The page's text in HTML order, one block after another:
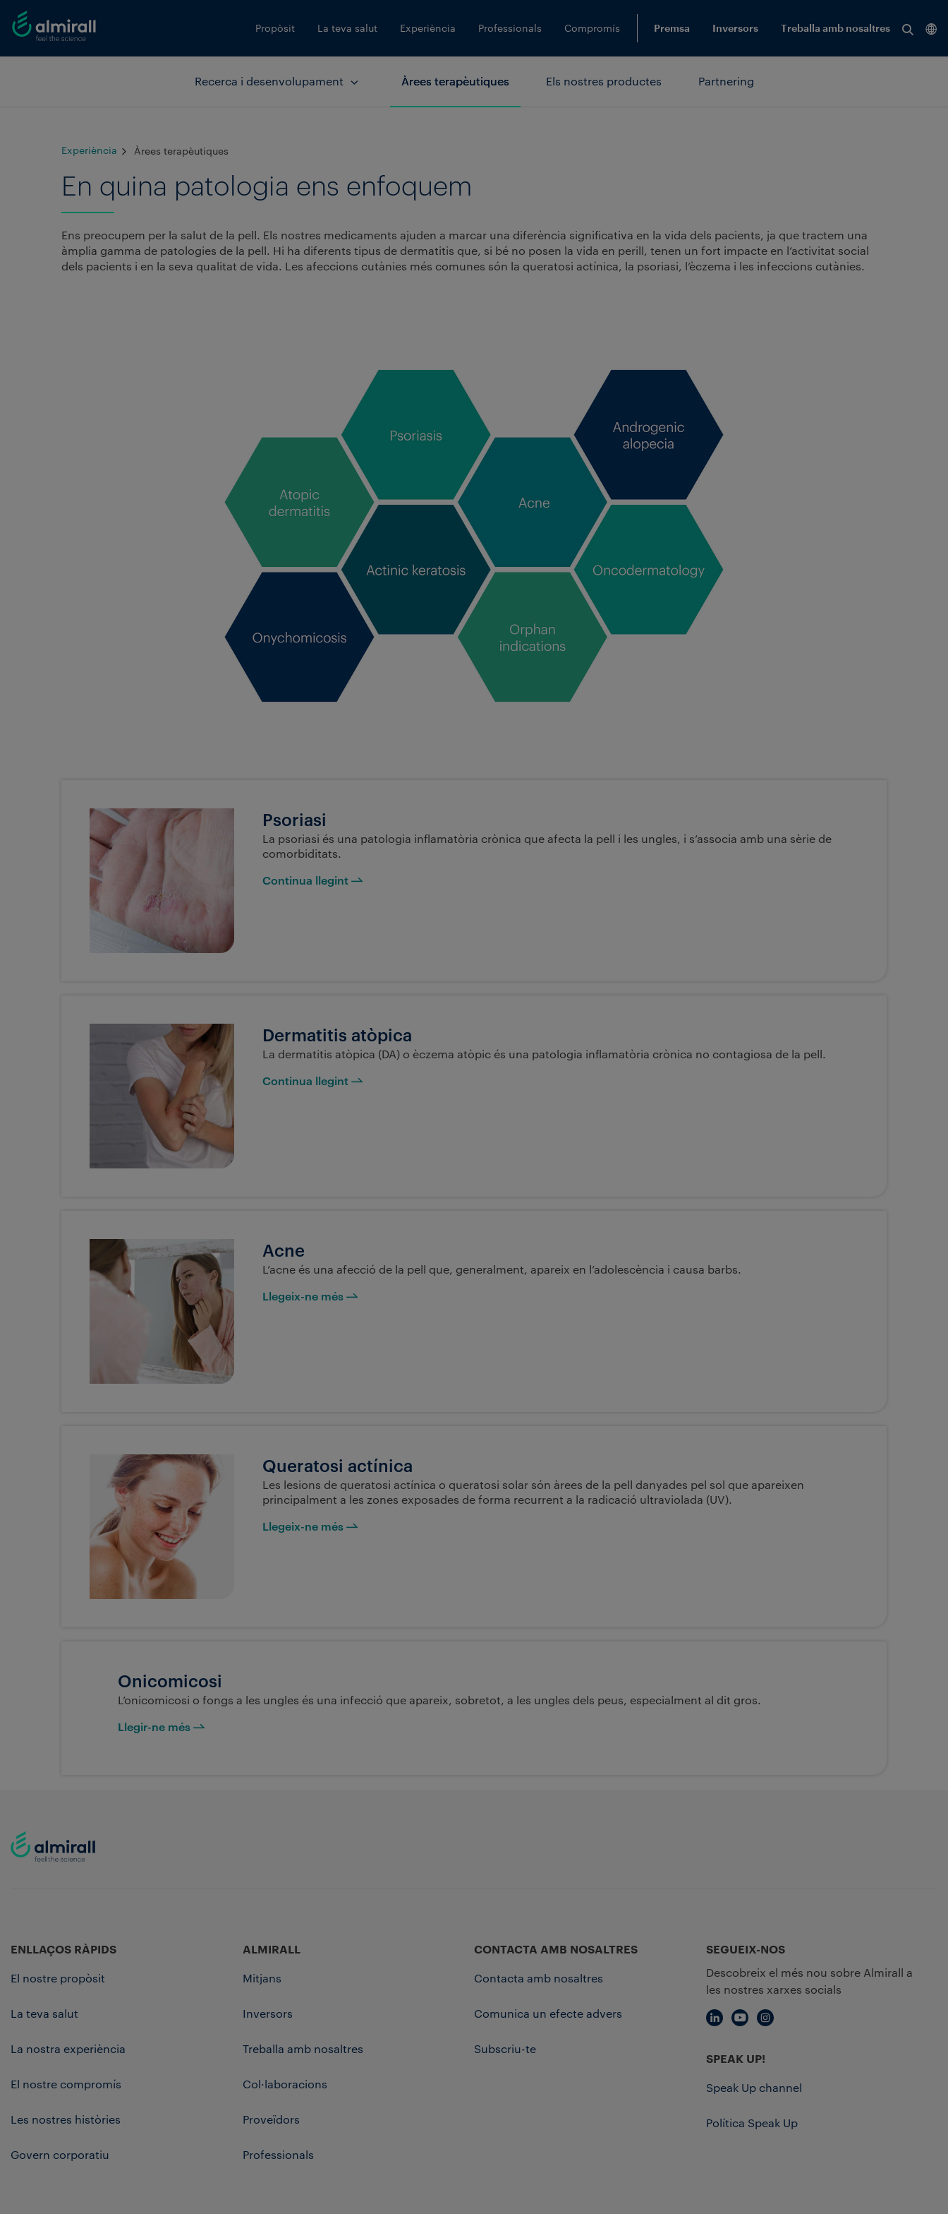
Propòsit La teva salut Experiència Professionals Compromís Premsa Inversors Treballa amb nosaltres
Veure
Recerca i desenvolupament Àrees terapèutiques Els nostres productes Partnering
Experiència Àrees terapèutiques
En quina patologia ens enfoquem
Ens preocupem per la salut de la pell. Els nostres medicaments ajuden a marcar una diferència significativa en la vida dels pacients, ja que tractem una
àmplia gamma de patologies de la pell. Hi ha diferents tipus de dermatitis que, si bé no posen la vida en perill, tenen un fort impacte en l’activitat social
dels pacients i en la seva qualitat de vida. Les afeccions cutànies més comunes són la queratosi actínica, la psoriasi, l’èczema i les infeccions cutànies.
Psoriasi
La psoriasi és una patologia inflamatòria crònica que afecta la pell i les ungles, i s’associa amb una sèrie de
comorbiditats.
Continua llegint
Dermatitis atòpica
La dermatitis atòpica (DA) o èczema atòpic és una patologia inflamatòria crònica no contagiosa de la pell.
Continua llegint
Acne
L’acne és una afecció de la pell que, generalment, apareix en l’adolescència i causa barbs.
Llegeix-ne més
Queratosi actínica
Les lesions de queratosi actínica o queratosi solar són àrees de la pell danyades pel sol que apareixen
principalment a les zones exposades de forma recurrent a la radicació ultraviolada (UV).
Llegeix-ne més
Onicomicosi
L’onicomicosi o fongs a les ungles és una infecció que apareix, sobretot, a les ungles dels peus, especialment al dit gros.
Llegir-ne més
ENLLAÇOS RÀPIDS
El nostre propòsit
La teva salut
La nostra experiència
El nostre compromís
Les nostres històries
Govern corporatiu
ALMIRALL
Mitjans
Inversors
Treballa amb nosaltres
Col·laboracions
Proveïdors
Professionals
CONTACTA AMB NOSALTRES
Contacta amb nosaltres
Comunica un efecte advers
Subscriu-te
SEGUEIX-NOS
Descobreix el més nou sobre Almirall a
les nostres xarxes socials
SPEAK UP!
Speak Up channel
Política Speak Up